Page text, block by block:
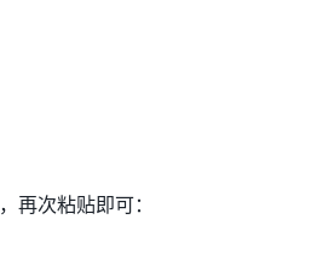
，再次粘贴即可：